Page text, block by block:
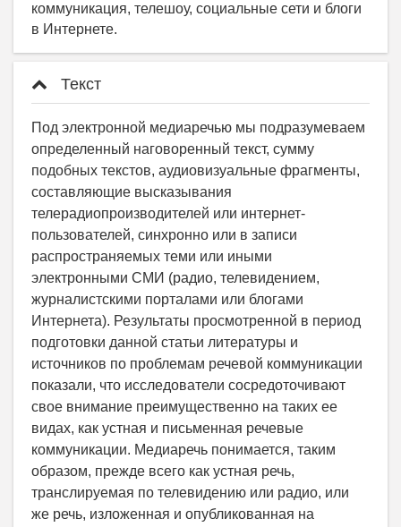
коммуникация, телешоу, социальные сети и блоги
в Интернете.
Текст
Под электронной медиаречью мы подразумеваем
определенный наговоренный текст, сумму
подобных текстов, аудиовизуальные фрагменты,
составляющие высказывания
телерадиопроизводителей или интернет-
пользователей, синхронно или в записи
распространяемых теми или иными
электронными СМИ (радио, телевидением,
журналистскими порталами или блогами
Интернета). Результаты просмотренной в период
подготовки данной статьи литературы и
источников по проблемам речевой коммуникации
показали, что исследователи сосредоточивают
свое внимание преимущественно на таких ее
видах, как устная и письменная речевые
коммуникации. Медиаречь понимается, таким
образом, прежде всего как устная речь,
транслируемая по телевидению или радио, или
же речь, изложенная и опубликованная на